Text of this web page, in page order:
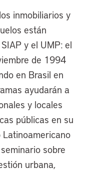
inmobiliarios y
están
y el UMP: el
de 1994
en Brasil en
ayudarán a
y locales
públicas en su
Latinoamericano
sobre
urbana,